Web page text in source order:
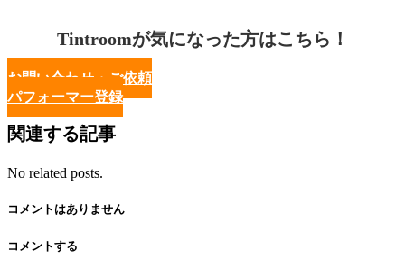
Tintroomが気になった方はこちら！
お問い合わせ・ご依頼
パフォーマー登録
関連する記事
No related posts.
コメントはありません
コメントする